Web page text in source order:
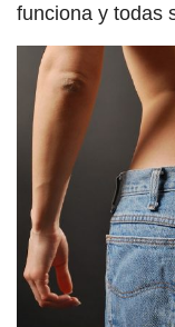
funciona y todas